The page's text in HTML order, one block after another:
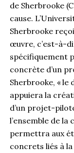
de Sherbrooke
cause.
Sherbrooke
œuvre, c’est-à-
spécifiquement
concrète d’un
Sherbrooke, « le
appuiera la
d’un projet-
l’ensemble de
permettra aux
concrets liés à